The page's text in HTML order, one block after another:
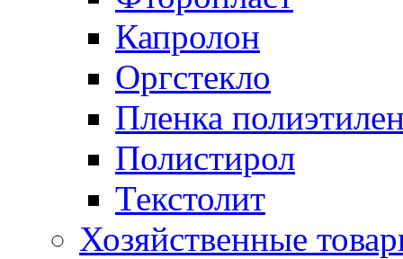
Капролон
Оргстекло
Пленка
Полистирол
Текстолит
Хозяйственные